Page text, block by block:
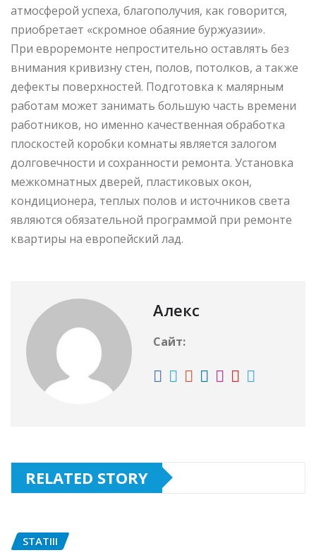
атмосферой успеха, благополучия, как говорится,
приобретает «скромное обаяние буржуазии».
При евроремонте непростительно оставлять без
внимания кривизну стен, полов, потолков, а также
дефекты поверхностей. Подготовка к малярным
работам может занимать большую часть времени
работников, но именно качественная обработка
плоскостей коробки комнаты является залогом
долговечности и сохранности ремонта. Установка
межкомнатных дверей, пластиковых окон,
кондиционера, теплых полов и источников света
являются обязательной программой при ремонте
квартиры на европейский лад.
Алекс
Сайт:
RELATED STORY
STATIII